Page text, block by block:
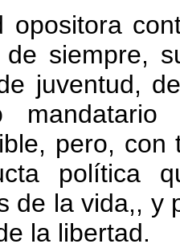
opositora
siempre,
juventud,
pero,
política
de la vida,, y
la libertad.